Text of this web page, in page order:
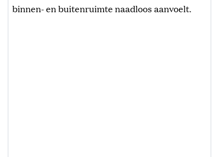
binnen- en buitenruimte naadloos aanvoelt.